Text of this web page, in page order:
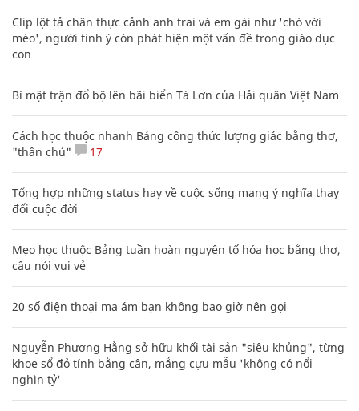
Clip lột tả chân thực cảnh anh trai và em gái như 'chó với
mèo', người tinh ý còn phát hiện một vấn đề trong giáo dục
con
Bí mật trận đổ bộ lên bãi biển Tà Lơn của Hải quân Việt Nam
Cách học thuộc nhanh Bảng công thức lượng giác bằng thơ,
"thần chú"
17
Tổng hợp những status hay về cuộc sống mang ý nghĩa thay
đổi cuộc đời
Mẹo học thuộc Bảng tuần hoàn nguyên tố hóa học bằng thơ,
câu nói vui vẻ
20 số điện thoại ma ám bạn không bao giờ nên gọi
Nguyễn Phương Hằng sở hữu khối tài sản "siêu khủng", từng
khoe sổ đỏ tính bằng cân, mắng cựu mẫu 'không có nổi
nghìn tỷ'